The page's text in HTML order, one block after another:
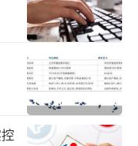
质感拉满
”，多款本帮菜
当天的“烟火黑
场制作本帮熏